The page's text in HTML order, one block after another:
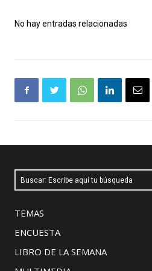
No hay entradas relacionadas
Buscar: Escribe aquí tu búsqueda
TEMAS
ENCUESTA
LIBRO DE LA SEMANA